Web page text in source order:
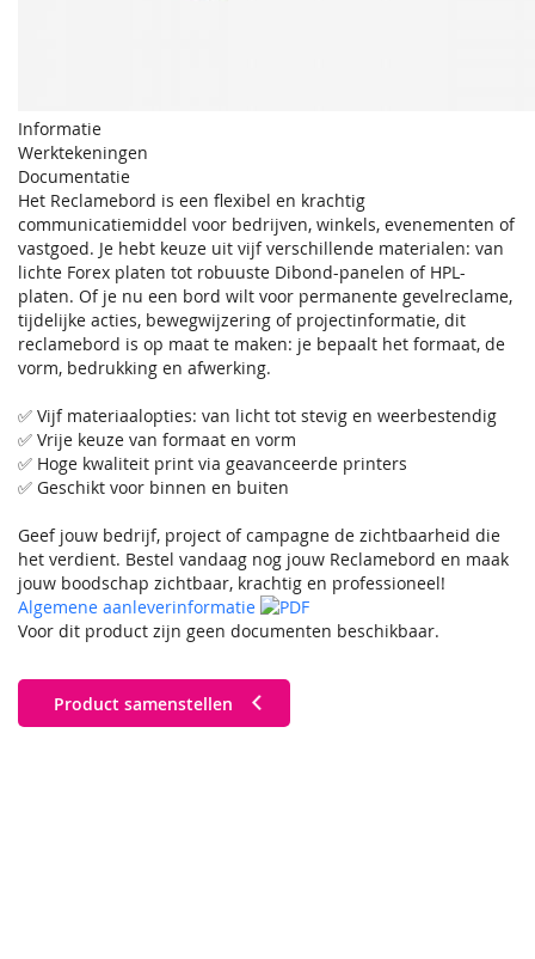
Informatie
Werktekeningen
Documentatie
Het Reclamebord is een flexibel en krachtig
communicatiemiddel voor bedrijven, winkels, evenementen of
vastgoed. Je hebt keuze uit vijf verschillende materialen: van
lichte Forex platen tot robuuste Dibond-panelen of HPL-
platen. Of je nu een bord wilt voor permanente gevelreclame,
tijdelijke acties, bewegwijzering of projectinformatie, dit
reclamebord is op maat te maken: je bepaalt het formaat, de
vorm, bedrukking en afwerking.
✅ Vijf materiaalopties: van licht tot stevig en weerbestendig
✅ Vrije keuze van formaat en vorm
✅ Hoge kwaliteit print via geavanceerde printers
✅ Geschikt voor binnen en buiten
Geef jouw bedrijf, project of campagne de zichtbaarheid die
het verdient. Bestel vandaag nog jouw Reclamebord en maak
jouw boodschap zichtbaar, krachtig en professioneel!
Algemene aanleverinformatie
Voor dit product zijn geen documenten beschikbaar.
Product samenstellen